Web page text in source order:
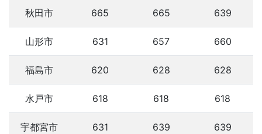
秋田市 665 665 639
山形市 631 657 660
福島市 620 628 628
水戸市 618 618 618
宇都宮市 631 639 639